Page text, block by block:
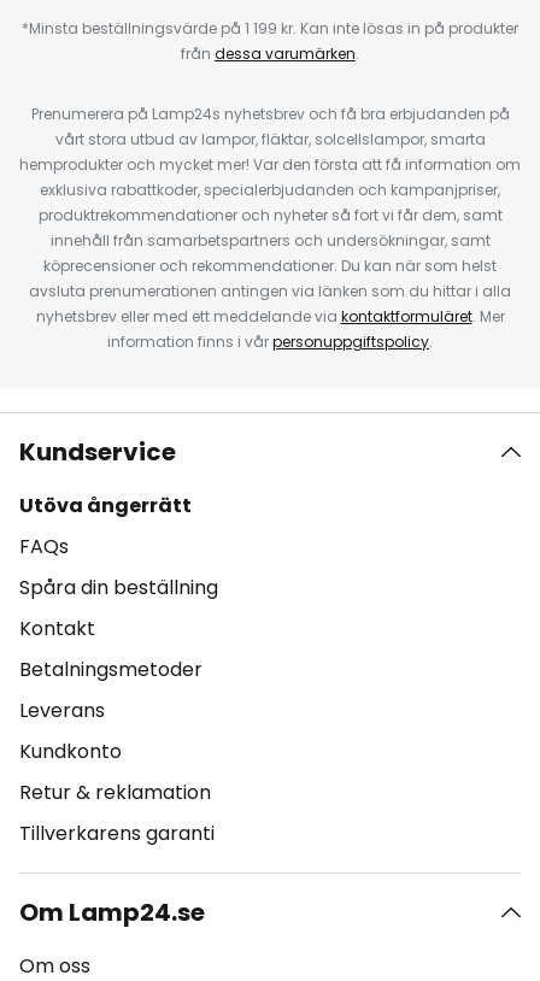
*Minsta beställningsvärde på 1 199 kr. Kan inte lösas in på produkter
från dessa varumärken.
Prenumerera på Lamp24s nyhetsbrev och få bra erbjudanden på
vårt stora utbud av lampor, fläktar, solcellslampor, smarta
hemprodukter och mycket mer! Var den första att få information om
exklusiva rabattkoder, specialerbjudanden och kampanjpriser,
produktrekommendationer och nyheter så fort vi får dem, samt
innehåll från samarbetspartners och undersökningar, samt
köprecensioner och rekommendationer. Du kan när som helst
avsluta prenumerationen antingen via länken som du hittar i alla
nyhetsbrev eller med ett meddelande via kontaktformuläret. Mer
information finns i vårpersonuppgiftspolicy.
Kundservice
Utöva ångerrätt
FAQs
Spåra din beställning
Kontakt
Betalningsmetoder
Leverans
Kundkonto
Retur & reklamation
Tillverkarens garanti
Om Lamp24.se
Om oss